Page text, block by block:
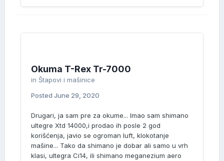
Okuma T-Rex Tr-7000
in Štapovi i mašinice
Posted June 29, 2020
Drugari, ja sam pre za okume... Imao sam shimano
ultegre Xtd 14000,i prodao ih posle 2 god
korišćenja, javio se ogroman luft, klokotanje
mašine... Tako da shimano je dobar ali samo u vrh
klasi, ultegra Ci14, ili shimano meganezium aero